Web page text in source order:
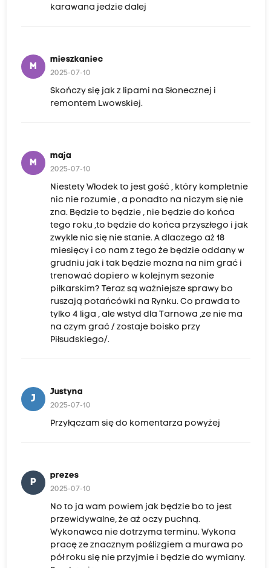
karawana jedzie dalej
M
mieszkaniec
2025-07-10
Skończy się jak z lipami na Słonecznej i
remontem Lwowskiej.
M
maja
2025-07-10
Niestety Włodek to jest gość , który kompletnie
nic nie rozumie , a ponadto na niczym się nie
zna. Będzie to będzie , nie będzie do końca
tego roku ,to będzie do końca przyszłego i jak
zwykle nic się nie stanie. A dlaczego aż 18
miesięcy i co nam z tego że będzie oddany w
grudniu jak i tak będzie mozna na nim grać i
trenować dopiero w kolejnym sezonie
piłkarskim? Teraz są ważniejsze sprawy bo
ruszają potańcówki na Rynku. Co prawda to
tylko 4 liga , ale wstyd dla Tarnowa ,ze nie ma
na czym grać / zostaje boisko przy
Piłsudskiego/.
J
Justyna
2025-07-10
Przyłączam się do komentarza powyżej
P
prezes
2025-07-10
No to ja wam powiem jak będzie bo to jest
przewidywalne, że aż oczy puchną.
Wykonawca nie dotrzyma terminu. Wykona
pracę ze znacznym poślizgiem a murawa po
pół roku się nie przyjmie i będzie do wymiany.